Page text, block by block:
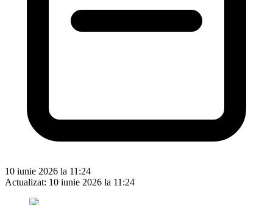
10 iunie 2026 la 11:24
Actualizat: 10 iunie 2026 la 11:24